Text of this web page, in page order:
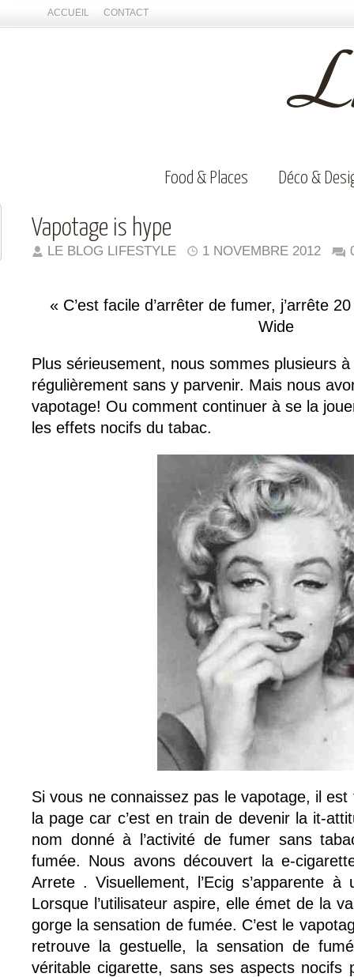
ACCUEIL CONTACT
Food & Places Déco &
Vapotage is hype
LE BLOG LIFESTYLE 1 NOVEMBRE 2012
« C’est facile d’arrêter de fumer, j’arrête
Wide
Plus sérieusement, nous sommes plusieurs
régulièrement sans y parvenir. Mais nous
vapotage! Ou comment continuer à se la
les effets nocifs du tabac.
Si vous ne connaissez pas le vapotage, il
la page car c’est en train de devenir la it-
nom donné à l’activité de fumer sans
fumée. Nous avons découvert la e-
Arrete . Visuellement, l’Ecig s’apparente à
Lorsque l’utilisateur aspire, elle émet de la
gorge la sensation de fumée. C’est le
retrouve la gestuelle, la sensation de
véritable cigarette, sans ses aspects